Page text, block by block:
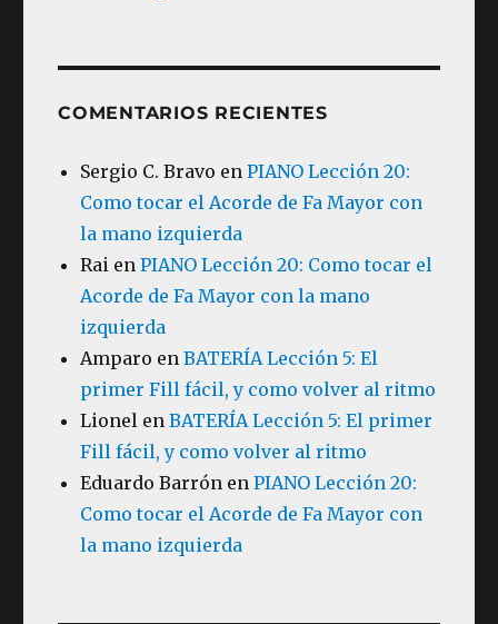
COMENTARIOS RECIENTES
Sergio C. Bravo enPIANO Lección 20:
Como tocar el Acorde de Fa Mayor con
la mano izquierda
Rai enPIANO Lección 20: Como tocar el
Acorde de Fa Mayor con la mano
izquierda
Amparo enBATERÍA Lección 5: El
primer Fill fácil, y como volver al ritmo
Lionel enBATERÍA Lección 5: El primer
Fill fácil, y como volver al ritmo
Eduardo Barrón enPIANO Lección 20:
Como tocar el Acorde de Fa Mayor con
la mano izquierda